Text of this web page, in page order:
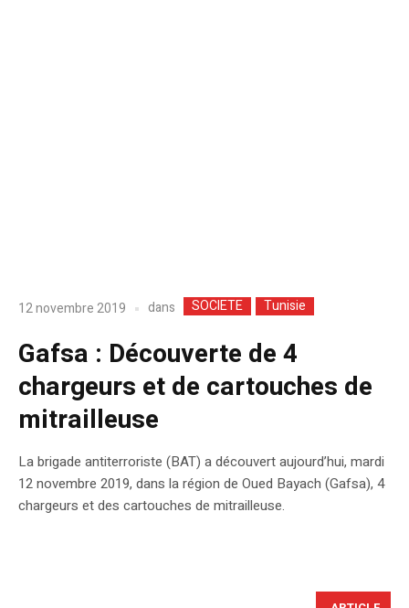
12 novembre 2019 dans SOCIETE Tunisie
Gafsa : Découverte de 4
chargeurs et de cartouches de
mitrailleuse
La brigade antiterroriste (BAT) a découvert aujourd’hui, mardi
12 novembre 2019, dans la région de Oued Bayach (Gafsa), 4
chargeurs et des cartouches de mitrailleuse.